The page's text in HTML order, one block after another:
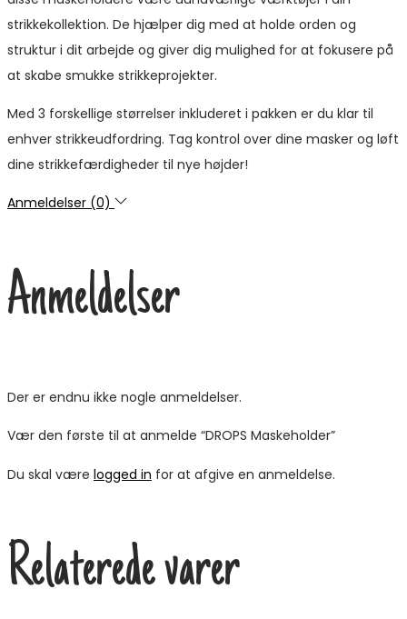
strikkekollektion. De hjælper dig med at holde orden og
struktur i dit arbejde og giver dig mulighed for at fokusere på
at skabe smukke strikkeprojekter.
Med 3 forskellige størrelser inkluderet i pakken er du klar til
enhver strikkeudfordring. Tag kontrol over dine masker og løft
dine strikkefærdigheder til nye højder!
Anmeldelser (0)
Anmeldelser
Der er endnu ikke nogle anmeldelser.
Vær den første til at anmelde “DROPS Maskeholder”
Du skal være logged in for at afgive en anmeldelse.
Relaterede varer